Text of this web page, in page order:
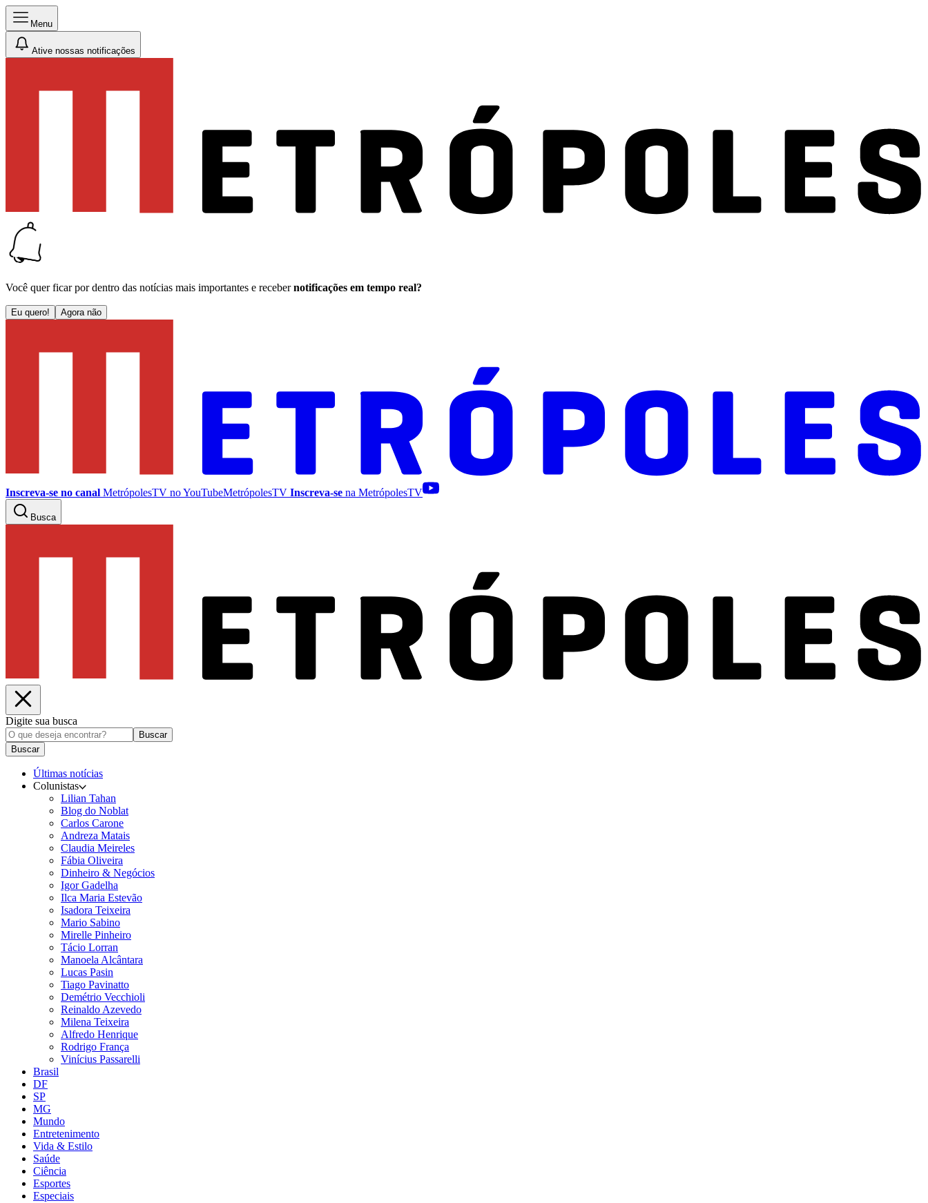
Menu
Ative nossas notificações
Você quer ficar por dentro das notícias mais importantes e receber notificações em tempo real?
Eu quero! Agora não
Inscreva-se no canal MetrópolesTV noYouTubeMetrópolesTV Inscreva-se na MetrópolesTV
Busca
Digite sua busca
Buscar
Buscar
Últimas notícias
Colunistas
Lilian Tahan
Blog do Noblat
Carlos Carone
Andreza Matais
Claudia Meireles
Fábia Oliveira
Dinheiro & Negócios
Igor Gadelha
Ilca Maria Estevão
Isadora Teixeira
Mario Sabino
Mirelle Pinheiro
Tácio Lorran
Manoela Alcântara
Lucas Pasin
Tiago Pavinatto
Demétrio Vecchioli
Reinaldo Azevedo
Milena Teixeira
Alfredo Henrique
Rodrigo França
Vinícius Passarelli
Brasil
DF
SP
MG
Mundo
Entretenimento
Vida & Estilo
Saúde
Ciência
Esportes
Especiais